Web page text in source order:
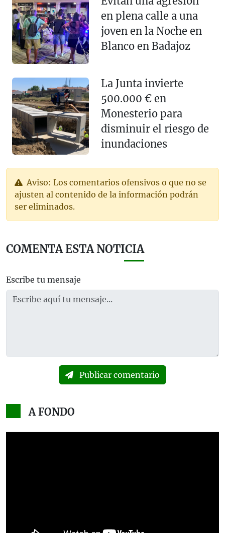
en plena calle a una
joven en la Noche en
Blanco en Badajoz
La Junta invierte
500.000 € en
Monesterio para
disminuir el riesgo de
inundaciones
Aviso: Los comentarios ofensivos o que no se
ajusten al contenido de la información podrán
ser eliminados.
COMENTA ESTA NOTICIA
Escribe tu mensaje
Publicar comentario
A FONDO